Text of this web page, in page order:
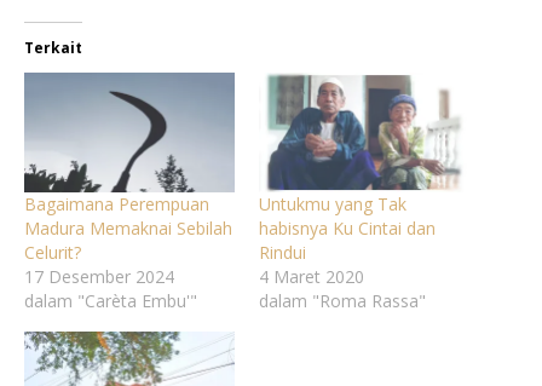
Terkait
Bagaimana Perempuan
Madura Memaknai Sebilah
Celurit?
17 Desember 2024
dalam "Carèta Embu'"
Untukmu yang Tak
habisnya Ku Cintai dan
Rindui
4 Maret 2020
dalam "Roma Rassa"